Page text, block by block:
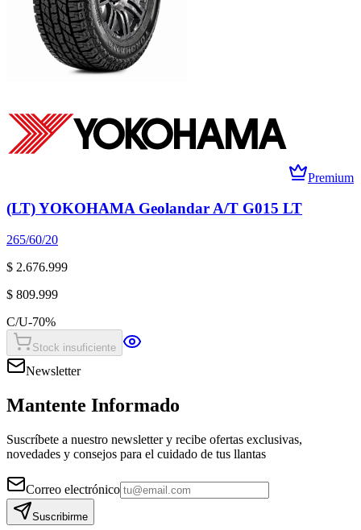
Premium
(LT) YOKOHAMA Geolandar A/T G015 LT
265/60/20
$ 2.676.999
$ 809.999
C/U-70%
Stock insuficiente
Newsletter
Mantente Informado
Suscríbete a nuestro newsletter y recibe ofertas exclusivas,
novedades y consejos para el cuidado de tus llantas
Correo electrónico
Suscribirme